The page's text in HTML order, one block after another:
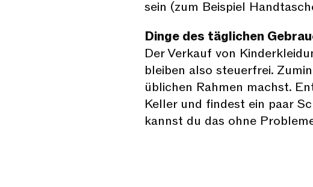
sein (zum Beispiel
Dinge des täglichen
Der Verkauf von
bleiben also steuerfrei.
üblichen Rahmen machst.
Keller und findest ein paar
kannst du das ohne